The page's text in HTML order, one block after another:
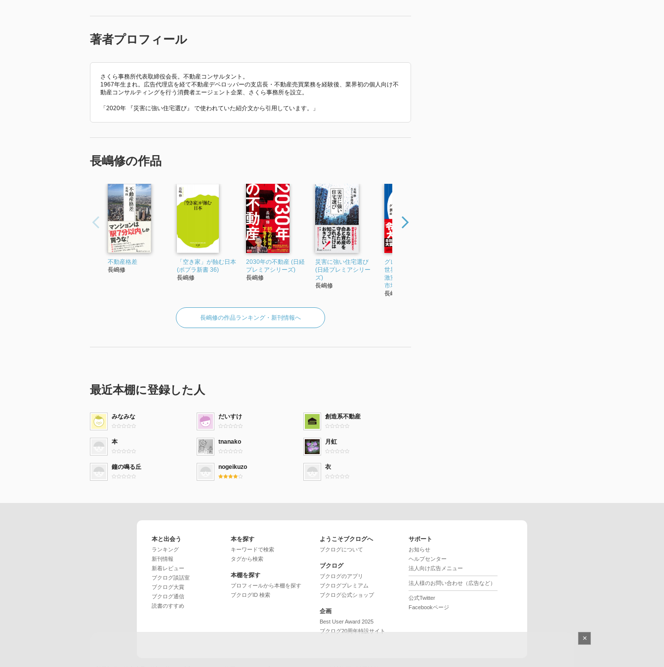
著者プロフィール
さくら事務所代表取締役会長。不動産コンサルタント。
1967年生まれ。広告代理店を経て不動産デベロッパーの支店長・不動産売買業務を経験後、業界初の個人向け不
動産コンサルティングを行う消費者エージェント企業、さくら事務所を設立。
「2020年 『災害に強い住宅選び』 で使われていた紹介文から引用しています。」
長嶋修の作品
不動産格差
長嶋修
「空き家」が蝕む日本
(ポプラ新書 36)
長嶋修
2030年の不動産 (日経
プレミアシリーズ)
長嶋修
災害に強い住宅選び
(日経プレミアシリー
ズ)
長嶋修
グレートリセット後の
世界をどう生きるか
激変する金融、不動産
市場 (小学館新...
長嶋修
長嶋修の作品ランキング・新刊情報へ
最近本棚に登録した人
みなみな だいすけ 創造系不動産
本 tnanako 月虹
鐘の鳴る丘 nogeikuzo 衣
本と出会う
ランキング
新刊情報
新着レビュー
ブクログ談話室
ブクログ大賞
ブクログ通信
読書のすすめ
本を探す
キーワードで検索
タグから検索
本棚を探す
プロフィールから本棚を探す
ブクログID 検索
ようこそブクログへ
ブクログについて
ブクログ
ブクログのアプリ
ブクログプレミアム
ブクログ公式ショップ
企画
Best User Award 2025
ブクログ20周年特設サイト
サポート
お知らせ
ヘルプセンター
法人向け広告メニュー
法人様のお問い合わせ（広告など）
公式Twitter
Facebookページ
×